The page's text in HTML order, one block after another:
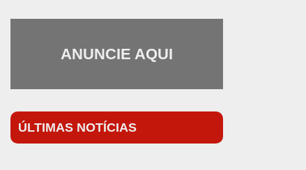
ANUNCIE AQUI
ÚLTIMAS NOTÍCIAS